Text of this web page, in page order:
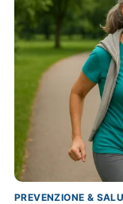
PREVENZIONE &